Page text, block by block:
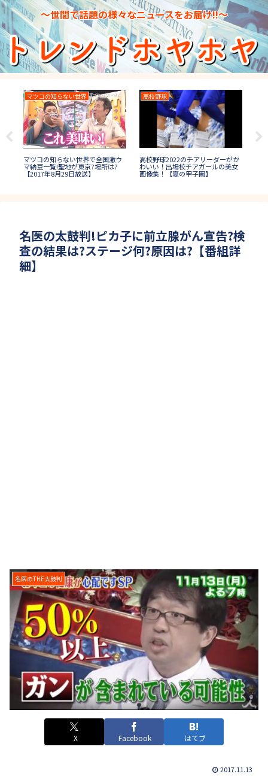
～世間で話題の様々なニュースをお届け!!～
マツコの知らない世界
マツコの知らない世界で全国激ウ
マ納豆一覧!聖地が東京?場所は?
【2017年8月29日放送】
高校野球
高校野球2022のチアリーダーがか
わいい！出場校チアガールの美女
画像集！【夏の甲子園】
名医の太鼓判!ピカ子に前立腺がん宣告?検
査の結果は?ステージ何?原因は?【番組詳
細】
名医のTHE太鼓判
X Facebook はてブ
2017.11.13